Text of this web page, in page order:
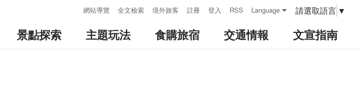
網站導覽 全文檢索 境外旅客 註冊 登入 RSS Language 請選取語言 ▼
景點探索 主題玩法 食購旅宿 交通情報 文宣指南